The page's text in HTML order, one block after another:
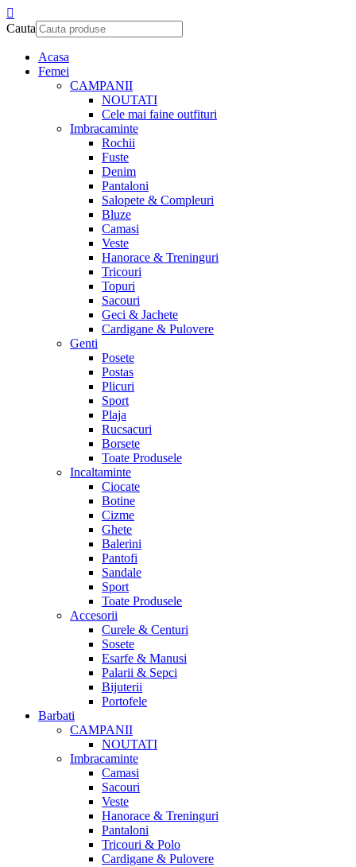
Cauta
Acasa
Femei
CAMPANII
NOUTATI
Cele mai faine outfituri
Imbracaminte
Rochii
Fuste
Denim
Pantaloni
Salopete & Compleuri
Bluze
Camasi
Veste
Hanorace & Treninguri
Tricouri
Topuri
Sacouri
Geci & Jachete
Cardigane & Pulovere
Genti
Posete
Postas
Plicuri
Sport
Plaja
Rucsacuri
Borsete
Toate Produsele
Incaltaminte
Ciocate
Botine
Cizme
Ghete
Balerini
Pantofi
Sandale
Sport
Toate Produsele
Accesorii
Curele & Centuri
Sosete
Esarfe & Manusi
Palarii & Sepci
Bijuterii
Portofele
Barbati
CAMPANII
NOUTATI
Imbracaminte
Camasi
Sacouri
Veste
Hanorace & Treninguri
Pantaloni
Tricouri & Polo
Cardigane & Pulovere